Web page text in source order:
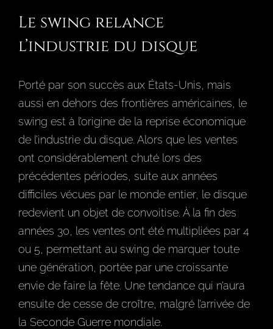
Le swing relance
l’industrie du disque
Porté par son succès aux États-Unis, mais
aussi en dehors des frontières américaines, le
swing est à l’origine de la reprise économique
de l’industrie du disque. Alors que les ventes
ont considérablement chuté lors des
précédentes périodes, suite aux années
difficiles vécues par le monde entier, le disque
redevient un objet de convoitise. À la fin des
années 30, les ventes ont été multipliées par 4
ou 5, permettant au swing de marquer toute
une génération, portée par une croissante
envie de faire la fête. Une tendance qui n’aura
ensuite de cesse de croître, malgré l’arrivée de
la Seconde Guerre mondiale.